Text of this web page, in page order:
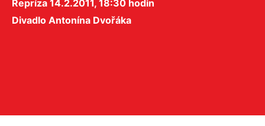
Repríza 14.2.2011, 18:30 hodin
Divadlo Antonína Dvořáka